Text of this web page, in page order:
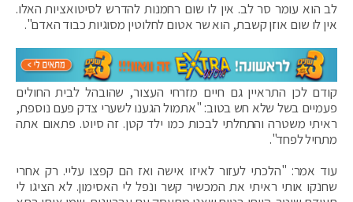
לב הוא עומר סר לב. אין לו שום רחמנות להדרש לסיטואציות האלו.
אין לו שום אוזן קשבת, הוא שר אטום לחלוטין מסוגיות כבוד האדם".
קודם לכן התראיין גם חיים מזרחי העצור, שהובהל לבית החולים
פעמיים בשל שלא חש בטוב: "אתמול הגענו לשערי צדק פעם נוספת,
ראיתי משטרה והתחלתי לבכות כמו ילד קטן. זה סיוט. פתאום אתה
מתחיל לפחד".
עוד אמר: "הלכתי לעזור לאיזו אישה ואז הם קפצו עליי. רק אחרי
שחנקו אותי ראיתי את המכשיר קשר ונפל לי האסימון. לא הציגו לי